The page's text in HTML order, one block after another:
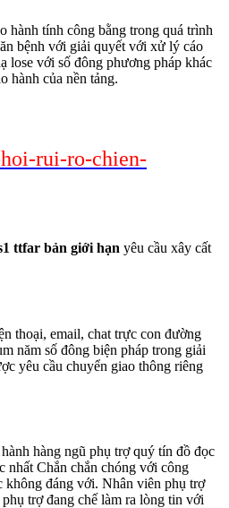
hành tính công bằng trong quá trình
bệnh với giải quyết với xử lý cáo
lose với số đông phương pháp khác
hành của nền tảng.
rui-ro-chien-
ttfar bản giới hạn yêu cầu xây cất
thoại, email, chat trực con đường
năm số đông biện pháp trong giải
yêu cầu chuyển giao thông riêng
hàng ngũ phụ trợ quý tín đồ đọc
nhất Chắn chắn chóng với công
đáng với. Nhân viên phụ trợ
trợ đang chế làm ra lòng tin với